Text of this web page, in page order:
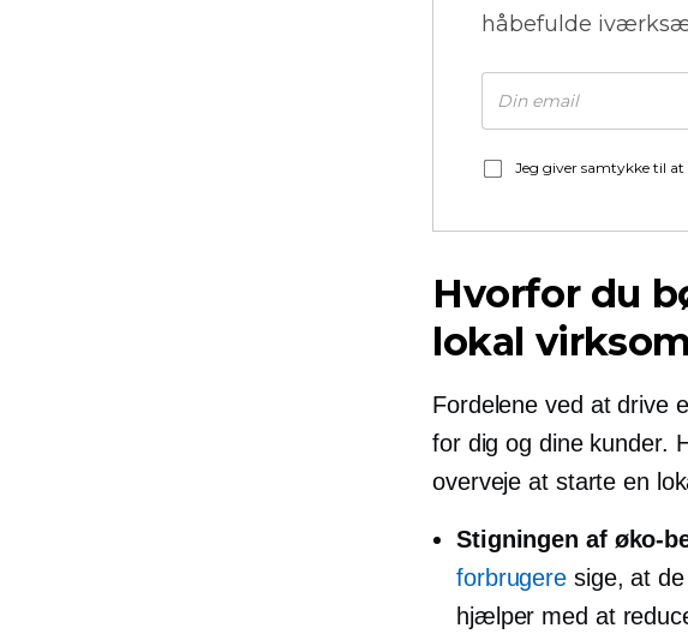
håbefulde
Jeg giver samtykke til
Hvorfor du
lokal
Fordelene ved at drive
for dig og dine kunder.
overveje at starte en
Stigningen af øko-
forbrugere sige, at
hjælper med at